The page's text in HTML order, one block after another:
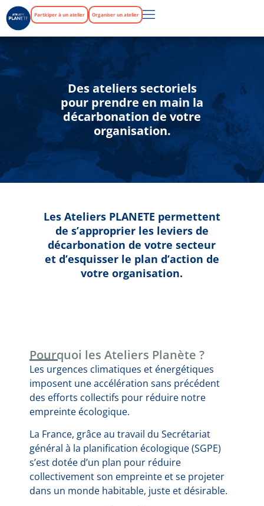
Participer à un atelier Organiser un atelier
Des ateliers sectoriels
pour prendre en main la
décarbonation de votre
organisation.
Les Ateliers PLANETE permettent
de s’approprier les leviers de
décarbonation de votre secteur
et d’esquisser le plan d’action de
votre organisation.
Pourquoi les Ateliers Planète ?
Les urgences climatiques et énergétiques
imposent une accélération sans précédent
des efforts collectifs pour réduire notre
empreinte écologique.
La France, grâce au travail du Secrétariat
général à la planification écologique (SGPE)
s’est dotée d’un plan pour réduire
collectivement son empreinte et se projeter
dans un monde habitable, juste et désirable.